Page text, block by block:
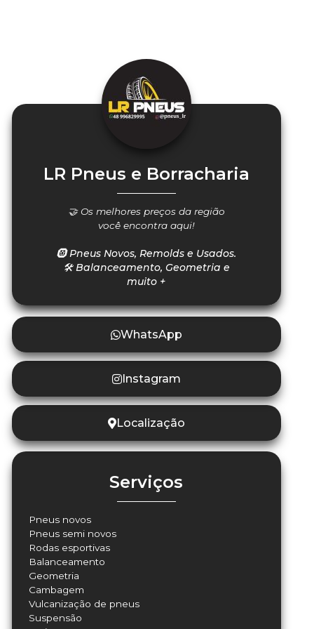
LR Pneus e Borracharia
🤝 Os melhores preços da região
você encontra aqui!
🛞 Pneus Novos, Remolds e Usados.
🛠️ Balanceamento, Geometria e
muito +
WhatsApp
Instagram
Localização
Serviços
Pneus novos
Pneus semi novos
Rodas esportivas
Balanceamento
Geometria
Cambagem
Vulcanização de pneus
Suspensão